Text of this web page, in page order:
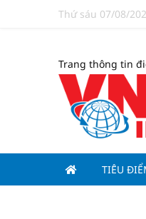
Thứ sáu 07/08/
Trang thông tin
TIÊU